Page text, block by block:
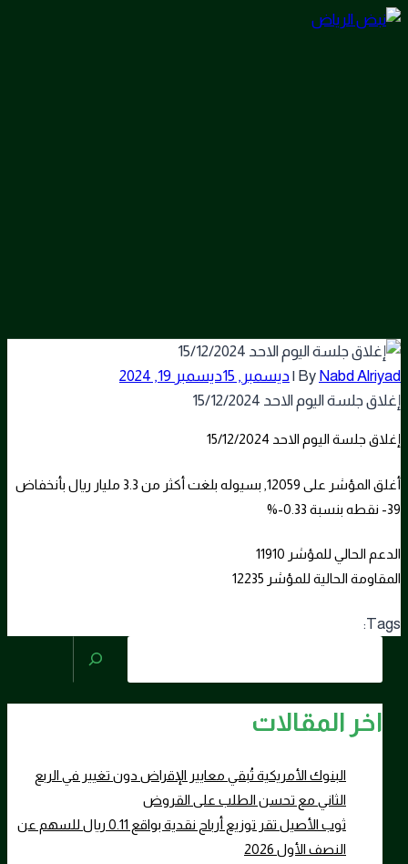
Skip
By Nabd Alriyad
|ديسمبر, 15
ديسمبر 19, 2024
إغلاق جلسة اليوم الاحد 15/12/2024
إغلاق جلسة اليوم الاحد 15/12/2024
أغلق المؤشر على 12059, بسيوله بلغت أكثر من 3.3 مليار ريال بأنخفاض
39- نقطه بنسبة 0.33-%
الدعم الحالي للمؤشر 11910
المقاومة الحالية للمؤشر 12235
Tags:
اخر المقالات
البنوك الأمريكية تُبقي معايير الإقراض دون تغيير في الربع
الثاني مع تحسن الطلب على القروض
ثوب الأصيل تقر توزيع أرباح نقدية بواقع 0.11 ريال للسهم عن
النصف الأول 2026